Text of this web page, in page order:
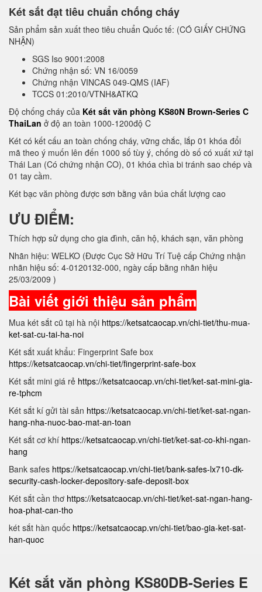
Két sắt đạt tiêu chuẩn chống cháy
Sản phẩm sản xuất theo tiêu chuẩn Quốc tế: (CÓ GIẤY CHỨNG
NHẬN)
SGS Iso 9001:2008
Chứng nhận số: VN 16/0059
Chứng nhận VINCAS 049-QMS (IAF)
TCCS 01:2010/VTNH&ATKQ
Độ chống cháy của Két sắt văn phòng KS80N Brown-Series C
ThaiLan ở độ an toàn 1000-1200độ C
Két có kết cấu an toàn chống cháy, vững chắc, lắp 01 khóa đổi
mã theo ý muốn lên đến 1000 số tùy ý, chống dò số có xuất xứ tại
Thái Lan (Có chứng nhận CO), 01 khóa chìa bi tránh sao chép và
01 tay cầm.
Két bạc văn phòng được sơn bằng vân búa chất lượng cao
ƯU ĐIỂM:
Thích hợp sử dụng cho gia đình, căn hộ, khách sạn, văn phòng
Nhãn hiệu: WELKO (Được Cục Sở Hữu Trí Tuệ cấp Chứng nhận
nhãn hiệu số: 4-0120132-000, ngày cấp bằng nhãn hiệu
25/03/2009 )
Bài viết giới thiệu sản phẩm
Mua két sắt cũ tại hà nội https://ketsatcaocap.vn/chi-tiet/thu-mua-
ket-sat-cu-tai-ha-noi
Két sắt xuất khẩu: Fingerprint Safe box
https://ketsatcaocap.vn/chi-tiet/fingerprint-safe-box
Két sắt mini giá rẻ https://ketsatcaocap.vn/chi-tiet/ket-sat-mini-gia-
re-tphcm
Két sắt kí gửi tài sản https://ketsatcaocap.vn/chi-tiet/ket-sat-ngan-
hang-nha-nuoc-bao-mat-an-toan
Két sắt cơ khí https://ketsatcaocap.vn/chi-tiet/ket-sat-co-khi-ngan-
hang
Bank safes https://ketsatcaocap.vn/chi-tiet/bank-safes-lx710-dk-
security-cash-locker-depository-safe-deposit-box
Két sắt cần thơ https://ketsatcaocap.vn/chi-tiet/ket-sat-ngan-hang-
hoa-phat-can-tho
két sắt hàn quốc https://ketsatcaocap.vn/chi-tiet/bao-gia-ket-sat-
han-quoc
Két sắt văn phòng KS80DB-Series E